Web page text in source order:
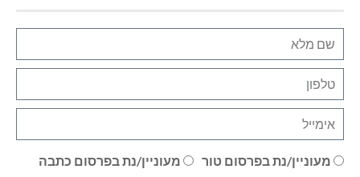
מעוניין/נת בפרסום טור
מעוניין/נת בפרסום כתבה